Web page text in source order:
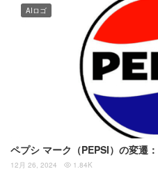
ペプシ マーク（PEPSI）の変遷
AIロゴ
12月 26, 2024  1.84K